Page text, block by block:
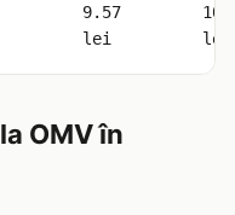
9.57
lei
lei
OMV în